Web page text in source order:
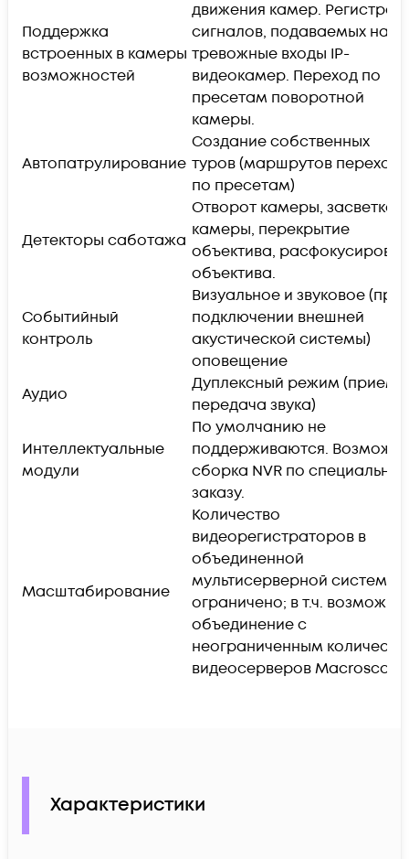
Поддержка
встроенных в камеры
возможностей
движения камер.
сигналов, подаваемых на
тревожные входы IP-
видеокамер. Переход по
пресетам поворотной
камеры.
Автопатрулирование
Создание собственных
туров (маршрутов перехода
по пресетам)
Детекторы саботажа
Отворот камеры, засветка
камеры, перекрытие
объектива, расфокусировка
объектива.
Событийный
контроль
Визуальное и звуковое (при
подключении внешней
акустической системы)
оповещение
Аудио
Дуплексный режим (прием и
передача звука)
Интеллектуальные
модули
По умолчанию не
поддерживаются.
сборка NVR по
заказу.
Масштабирование
Количество
видеорегистраторов в
объединенной
мультисерверной системе
ограничено; в т.ч. возможно
объединение с
неограниченным
видеосерверов Macroscop
Характеристики